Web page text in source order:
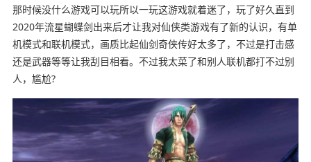
那时候没什么游戏可以玩所以一玩这游戏就着迷了，玩了好久直到
2020年流星蝴蝶剑出来后才让我对仙侠类游戏有了新的认识，有单
机模式和联机模式，画质比起仙剑奇侠传好太多了，不过是打击感
还是武器等等让我刮目相看。不过我太菜了和别人联机都打不过别
人，尴尬?